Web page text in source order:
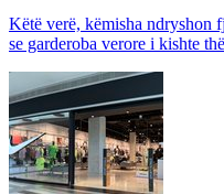
Këtë verë, këmisha ndryshon
se garderoba verore i kishte